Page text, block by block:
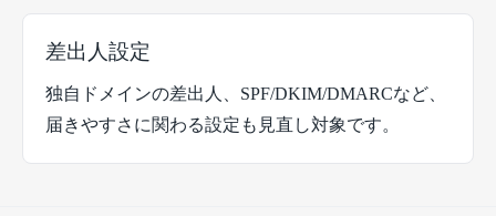
差出人設定
独自ドメインの差出人、SPF/DKIM/DMARCなど、
届きやすさに関わる設定も見直し対象です。